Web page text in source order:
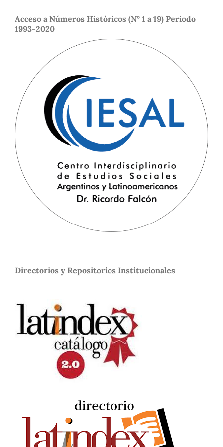
Acceso a Números Históricos (N° 1 a 19) Periodo
1993-2020
Directorios y Repositorios Institucionales